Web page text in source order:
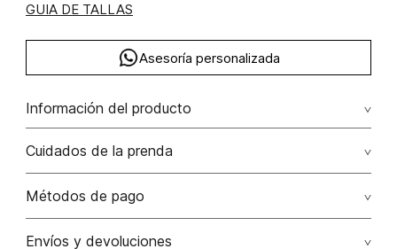
GUIA DE TALLAS
Asesoría personalizada
Información del producto
Tenis metalizados
Cuidados de la prenda
Métodos de pago
Tarjetas de crédito: Visa, Dinners, Master Card y American
Envíos y devoluciones